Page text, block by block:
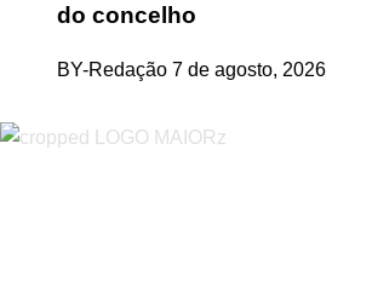
do concelho
BY-Redação 7 de agosto, 2026